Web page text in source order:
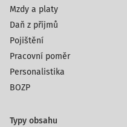
Mzdy a platy
Daň z příjmů
Pojištění
Pracovní poměr
Personalistika
BOZP
Typy obsahu